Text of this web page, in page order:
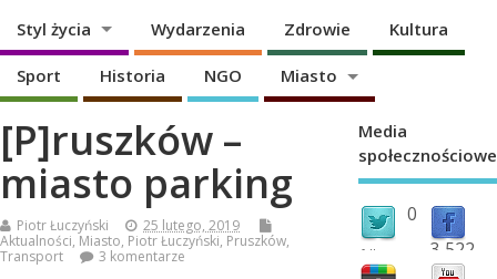
Styl życia Wydarzenia Zdrowie Kultura
Sport Historia NGO Miasto
[P]ruszków –
miasto parking
Piotr Łuczyński
25 lutego, 2019
Aktualności, Miasto, Piotr Łuczyński, Pruszków,
Transport
3 komentarze
Media
społecznościowe
0
followers 3,522
fans